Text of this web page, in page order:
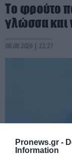
Pronews.gr -
Information
Το φρούτο
γλώσσα και
08.08.2026 | 22:27